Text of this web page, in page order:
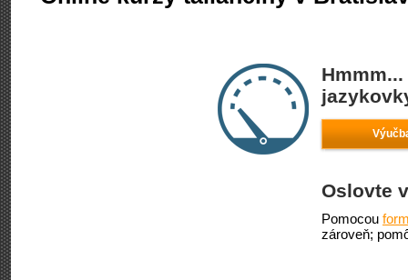
Oslovte
Pomocou
zároveň;